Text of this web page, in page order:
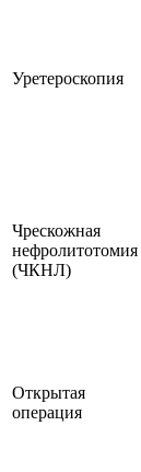
Уретероскопия
Чрескожная
нефролитотомия
(ЧКНЛ)
Открытая
операция